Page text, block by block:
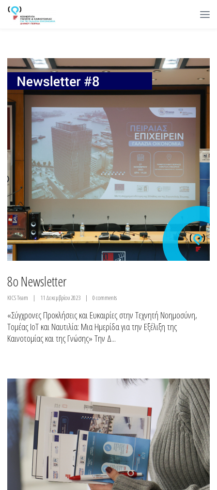
8ο Newsletter
KICS Team 11 Δεκεμβρίου 2023 0 comments
«Σύγχρονες Προκλήσεις και Ευκαιρίες στην Τεχνητή Νοημοσύνη,
Τομέας IoT και Ναυτιλία: Μια Ημερίδα για την Εξέλιξη της
Καινοτομίας και της Γνώσης» Την Δ...